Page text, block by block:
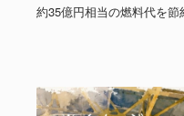
約35億円相当の燃料代を節